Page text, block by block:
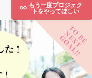
もう一度プロジェク
トをやってほしい